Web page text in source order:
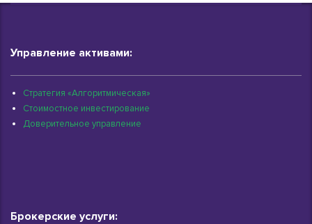
Управление активами:
Стратегия «Алгоритмическая»
Стоимостное инвестирование
Доверительное управление
Брокерские услуги: